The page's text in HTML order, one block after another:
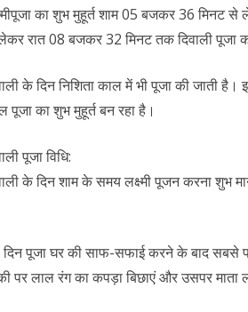
का शुभ मुहूर्त शाम 05 बजकर 36
रात 08 बजकर 32 मिनट तक दिवाली पूजा
के दिन निशिता काल में भी पूजा की जाती
पूजा का शुभ मुहूर्त बन रहा है।
पूजा विधि:
के दिन शाम के समय लक्ष्मी पूजन करना शुभ
पूजा घर की साफ-सफाई करने के बाद सबसे
पर लाल रंग का कपड़ा बिछाएं और उसपर माता